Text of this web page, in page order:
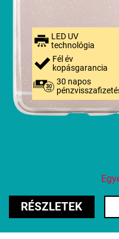
LED UV
technológia
Fél év
kopásgarancia
30 napos
RÉSZLETEK